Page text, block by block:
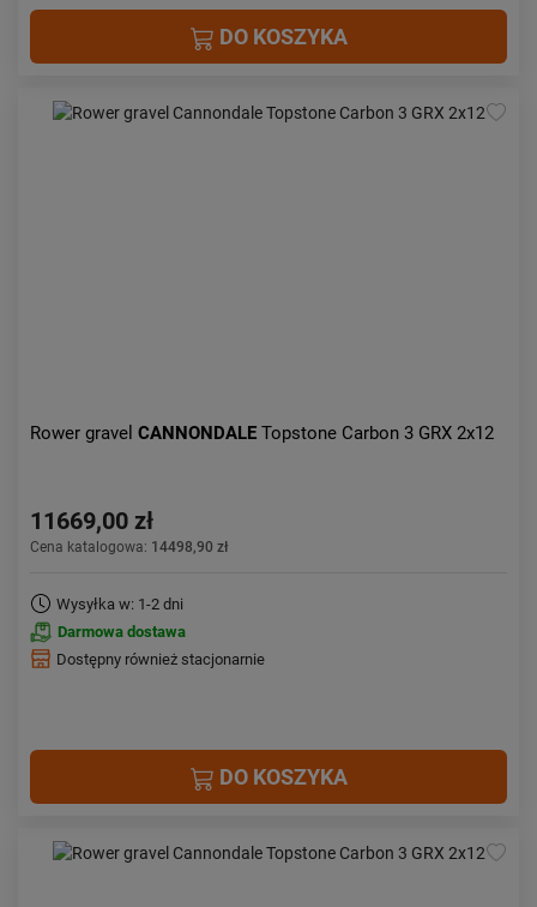
DO KOSZYKA
Rower gravel CANNONDALE Topstone Carbon 3 GRX 2x12
11669,00 zł
Cena katalogowa: 14498,90 zł
Wysyłka w: 1-2 dni
Darmowa dostawa
Dostępny również stacjonarnie
DO KOSZYKA